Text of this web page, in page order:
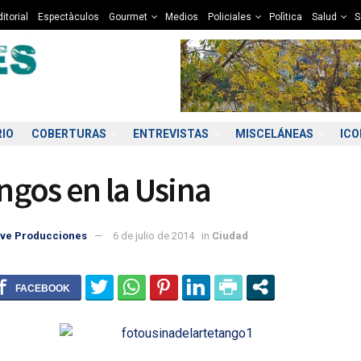
Espectàculos Gourmet Medios Policiales Polìtica Salud
COBERTURAS ENTREVISTAS MISCELÁNEAS
en la Usina
Producciones 6 de julio de 2014 in Ciudad
14:00
12°C
15:00 16:00
12°C
17:00
12°C
18:00
11°C